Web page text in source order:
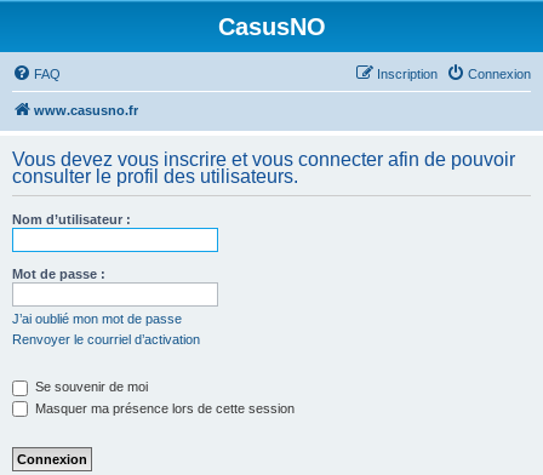
CasusNO
FAQ Connexion
Inscription
www.casusno.fr
Vous devez vous inscrire et vous connecter afin de pouvoir
consulter le profil des utilisateurs.
Nom d’utilisateur :
Mot de passe :
J’ai oublié mon mot de passe
Renvoyer le courriel d’activation
Se souvenir de moi
Masquer ma présence lors de cette session